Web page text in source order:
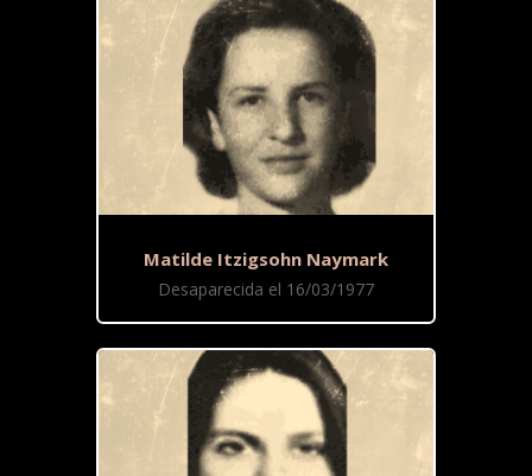
Matilde Itzigsohn Naymark
Desaparecida el 16/03/1977